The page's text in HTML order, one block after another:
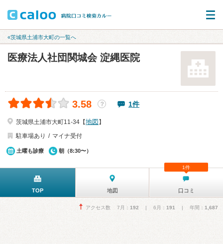
«茨城県土浦市大町の一覧へ
医療法人社団関城会 淀縄医院
3.58 ？ 1件
茨城県土浦市大町11-34【地図 】
駐車場あり
マイナ受付
土曜も診療 朝（8:30〜）
TOP 地図 口コミ
1件
アクセス数 7月： 192 | 6月： 191 | 年間： 1,687